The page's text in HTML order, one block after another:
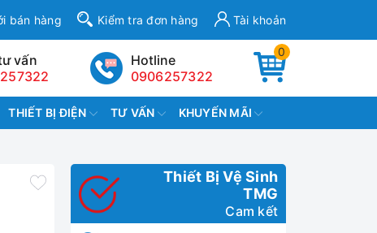
bán hàng Kiểm tra đơn hàng Tài khoản
0
Hotline
0906257322
vấn
THIẾT BỊ ĐIỆN TƯ VẤN KHUYẾN MÃI
Thiết Bị Vệ Sinh
TMG
Cam kết